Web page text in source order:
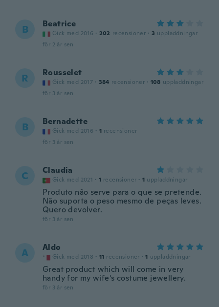
B Beatrice
Gick med 2016 · 202 recensioner · 3 uppladdningar
för 2 år sen
R Rousselet
Gick med 2017 · 384 recensioner · 108 uppladdningar
för 3 år sen
B Bernadette
Gick med 2016 · 1 recensioner
för 3 år sen
C Claudia
Gick med 2021 · 1 recensioner · 1 uppladdningar
Produto não serve para o que se pretende.
Não suporta o peso mesmo de peças leves.
Quero devolver.
för 3 år sen
A Aldo
Gick med 2018 · 11 recensioner · 1 uppladdningar
Great product which will come in very
handy for my wife's costume jewellery.
för 3 år sen